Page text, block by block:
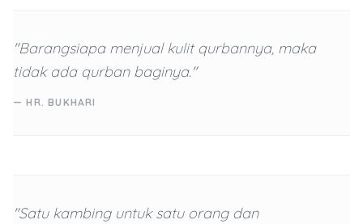
"Barangsiapa menjual kulit qurbannya, maka
tidak ada qurban baginya."
— HR. BUKHARI
"Satu kambing untuk satu orang dan